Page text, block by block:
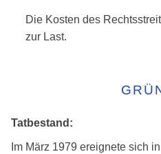
Die Kosten des
zur Last.
Tatbestand:
Im März 1979 ereignete sich